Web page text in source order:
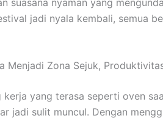
jadi nyala kembali, semua
Menjadi Zona Sejuk,
kerja yang terasa seperti oven
jadi sulit muncul. Dengan